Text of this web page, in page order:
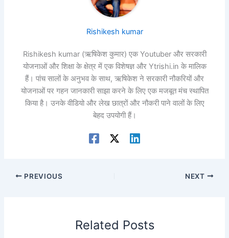
Rishikesh kumar
Rishikesh kumar (ऋषिकेश कुमार) एक Youtuber और सरकारी
योजनाओं और शिक्षा के क्षेत्र में एक विशेषज्ञ और Ytrishi.in के मालिक
हैं। पांच सालों के अनुभव के साथ, ऋषिकेश ने सरकारी नौकरियों और
योजनाओं पर गहन जानकारी साझा करने के लिए एक मजबूत मंच स्थापित
किया है। उनके वीडियो और लेख छात्रों और नौकरी पाने वालों के लिए
बेहद उपयोगी हैं।
PREVIOUS NEXT
Related Posts